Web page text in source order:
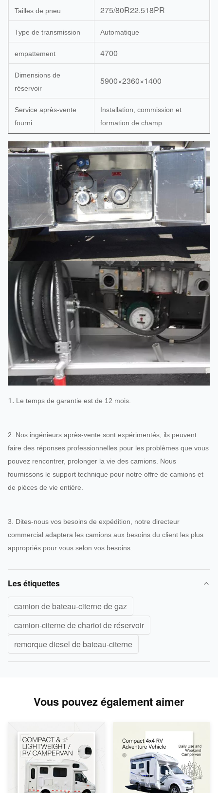
Tailles de pneu 275/80R22.518PR
Type de transmission Automatique
empattement 4700
Dimensions de
réservoir
5900×2360×1400
Service après-vente
fourni
Installation, commission et
formation de champ
1. Le temps de garantie est de 12 mois.
2. Nos ingénieurs après-vente sont expérimentés, ils peuvent
faire des réponses professionnelles pour les problèmes que vous
pouvez rencontrer, prolonger la vie des camions. Nous
fournissons le support technique pour notre offre de camions et
de pièces de vie entière.
3. Dites-nous vos besoins de expédition, notre directeur
commercial adaptera les camions aux besoins du client les plus
appropriés pour vous selon vos besoins.
Les étiquettes
camion de bateau-citerne de gaz
camion-citerne de chariot de réservoir
remorque diesel de bateau-citerne
Vous pouvez également aimer